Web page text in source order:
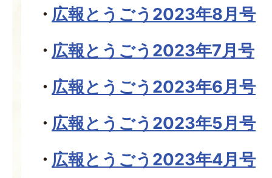
広報とうごう2023年8月号
広報とうごう2023年7月号
広報とうごう2023年6月号
広報とうごう2023年5月号
広報とうごう2023年4月号